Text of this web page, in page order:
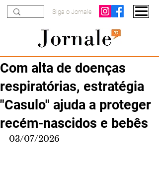
Siga o Jornale
Com alta de doenças
respiratórias, estratégia
"Casulo" ajuda a proteger
recém-nascidos e bebês
03/07/2026